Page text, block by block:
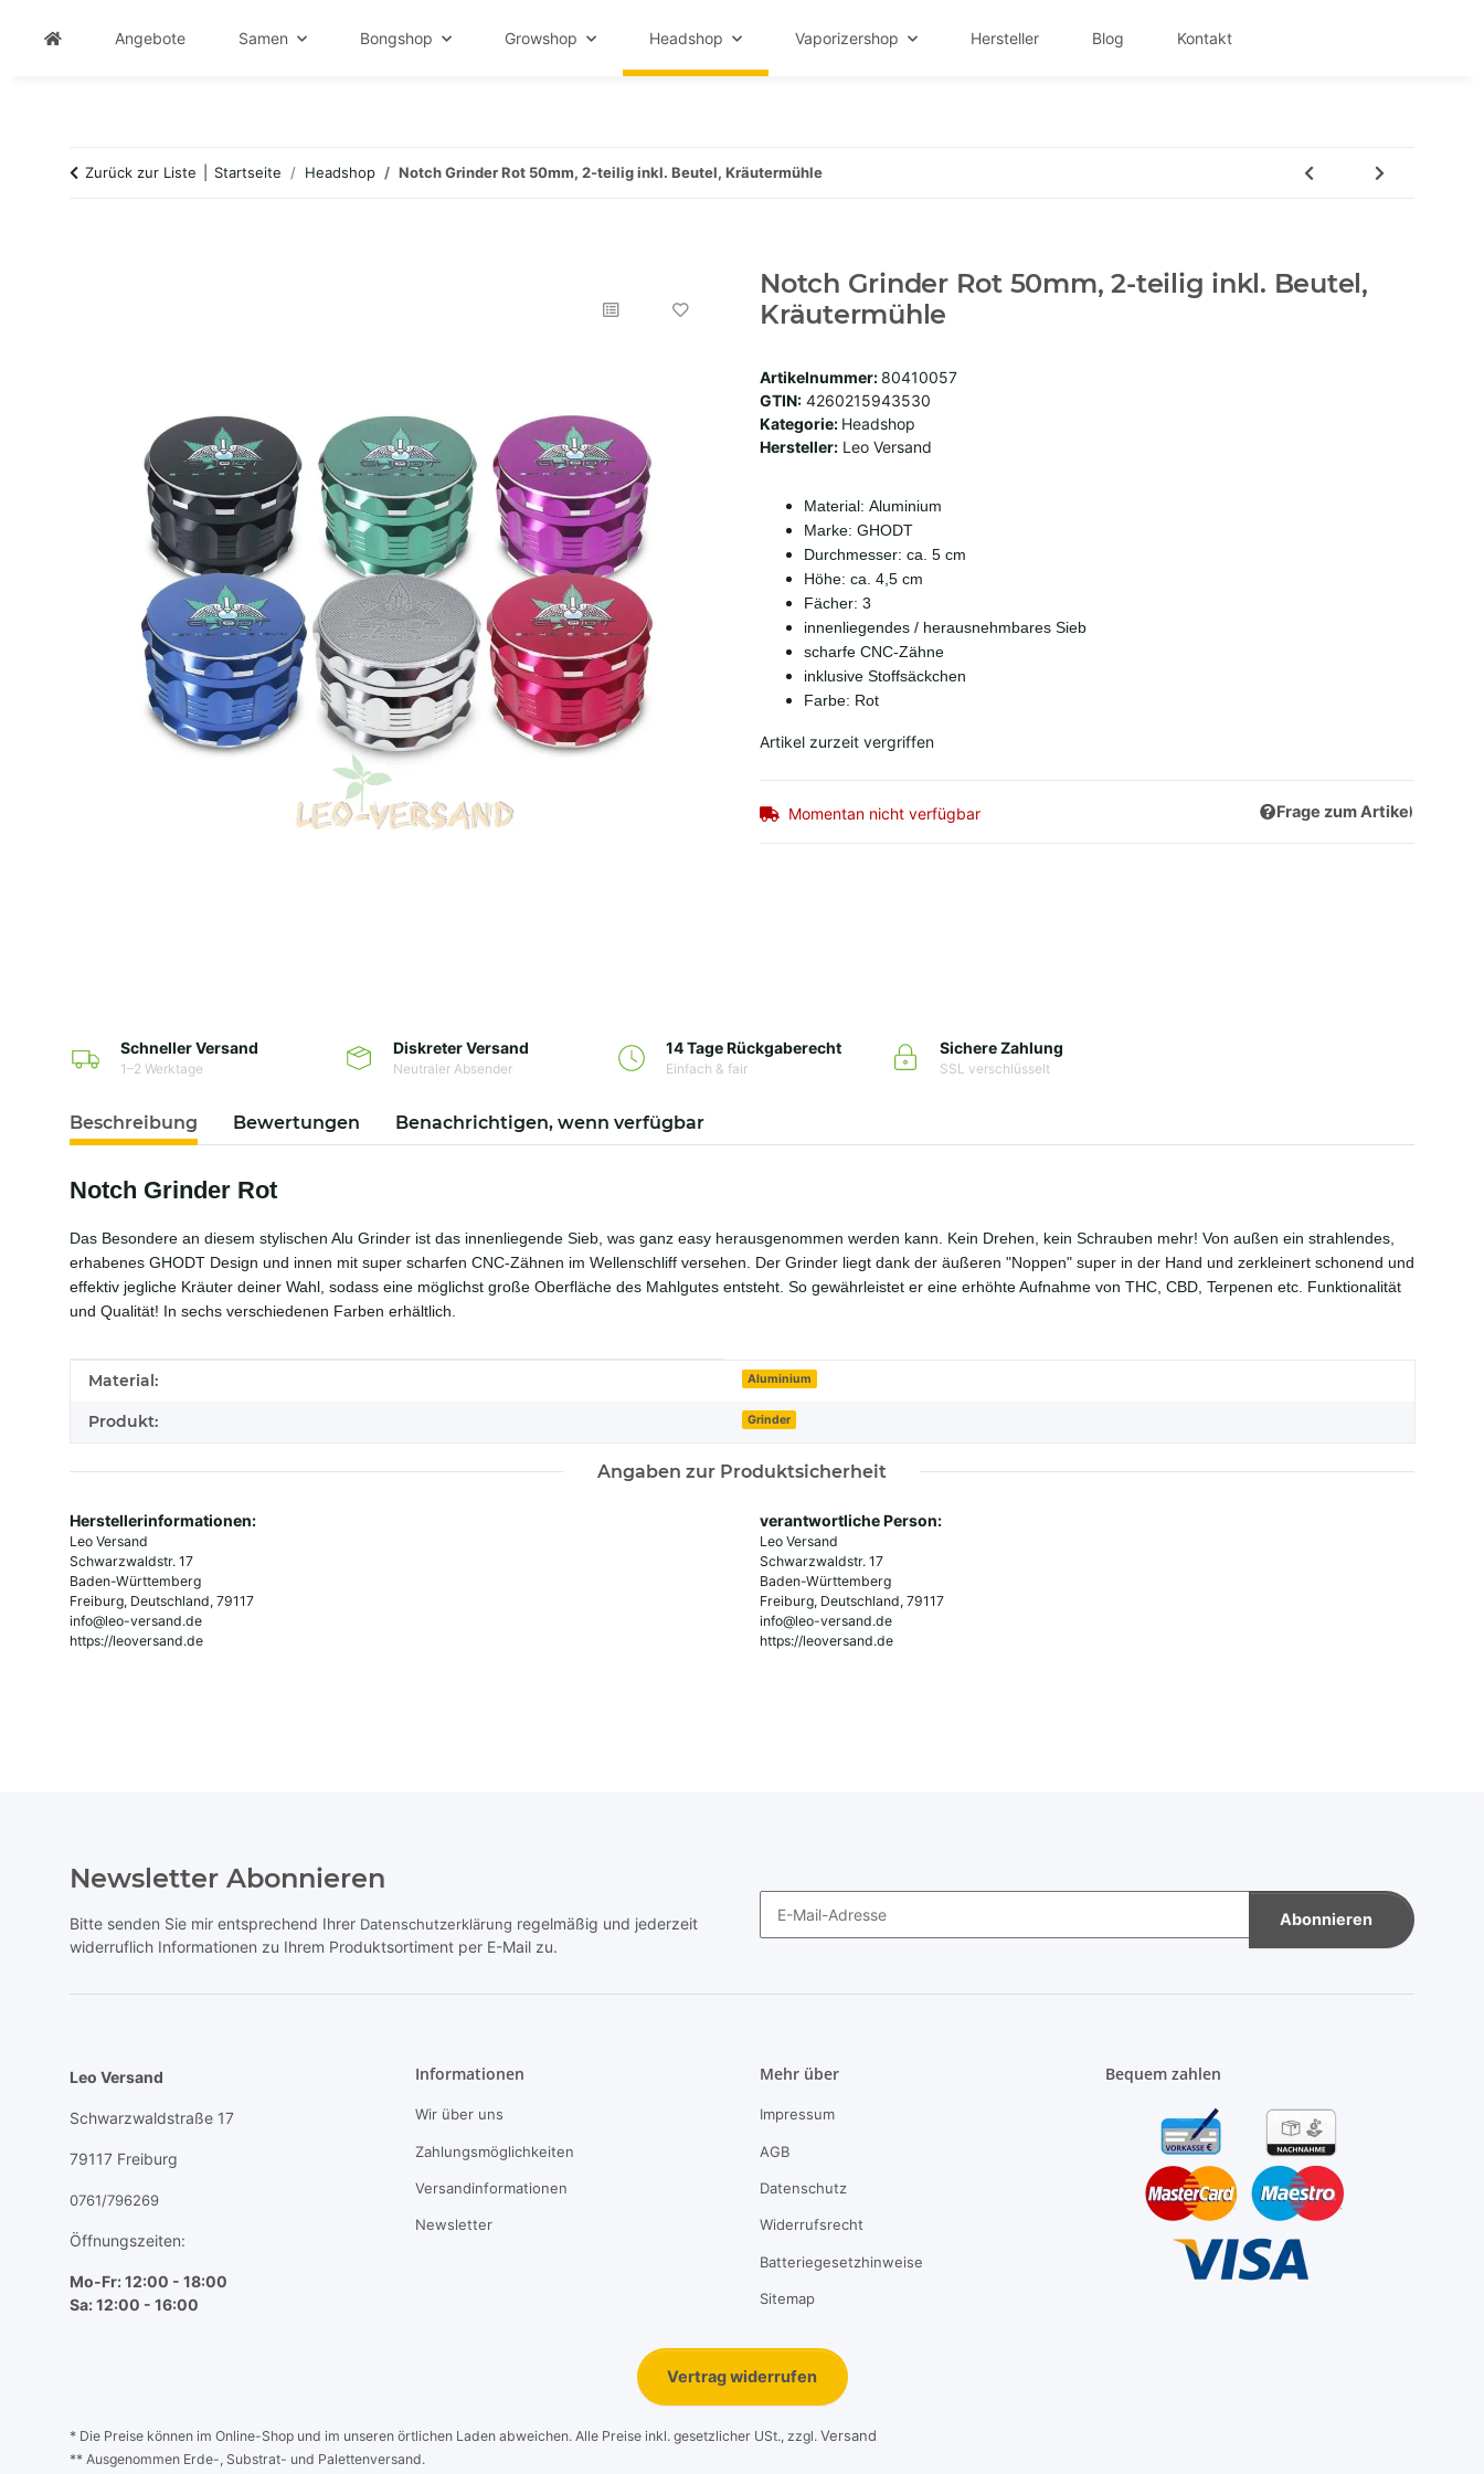
Angebote Samen Bongshop Growshop Headshop Vaporizershop Hersteller Blog Kontakt
Zurück zur Liste Startseite Headshop Notch Grinder Rot 50mm, 2-teilig inkl. Beutel, Kräutermühle
Notch Grinder Rot 50mm, 2-teilig inkl. Beutel,
Kräutermühle
Artikelnummer: 80410057
GTIN: 4260215943530
Kategorie: Headshop
Hersteller: Leo Versand
Material: Aluminium
Marke: GHODT
Durchmesser: ca. 5 cm
Höhe: ca. 4,5 cm
Fächer: 3
innenliegendes / herausnehmbares Sieb
scharfe CNC-Zähne
inklusive Stoffsäckchen
Farbe: Rot
Artikel zurzeit vergriffen
Momentan nicht verfügbar Frage zum Artikel
Schneller Versand
1–2 Werktage
Diskreter Versand
Neutraler Absender
14 Tage Rückgaberecht
Einfach & fair
Sichere Zahlung
SSL verschlüsselt
Beschreibung Bewertungen Benachrichtigen, wenn verfügbar
Notch Grinder Rot
Das Besondere an diesem stylischen Alu Grinder ist das innenliegende Sieb, was ganz easy herausgenommen werden kann. Kein Drehen, kein Schrauben mehr! Von außen ein strahlendes,
erhabenes GHODT Design und innen mit super scharfen CNC-Zähnen im Wellenschliff versehen. Der Grinder liegt dank der äußeren "Noppen" super in der Hand und zerkleinert schonend und
effektiv jegliche Kräuter deiner Wahl, sodass eine möglichst große Oberfläche des Mahlgutes entsteht. So gewährleistet er eine erhöhte Aufnahme von THC, CBD, Terpenen etc. Funktionalität
und Qualität! In sechs verschiedenen Farben erhältlich.
Produkteigenschaft
Wert
Material: Aluminium
Produkt: Grinder
Angaben zur Produktsicherheit
Herstellerinformationen:
Leo Versand
Schwarzwaldstr. 17
Baden-Württemberg
Freiburg, Deutschland, 79117
info@leo-versand.de
https://leoversand.de
verantwortliche Person:
Leo Versand
Schwarzwaldstr. 17
Baden-Württemberg
Freiburg, Deutschland, 79117
info@leo-versand.de
https://leoversand.de
Newsletter Abonnieren
Bitte senden Sie mir entsprechend Ihrer Datenschutzerklärung regelmäßig und jederzeit
widerruflich Informationen zu Ihrem Produktsortiment per E-Mail zu.
Abonnieren
Leo Versand
Schwarzwaldstraße 17
79117 Freiburg
0761/796269
Öffnungszeiten:
Mo-Fr: 12:00 - 18:00
Sa: 12:00 - 16:00
Informationen
Wir über uns
Zahlungsmöglichkeiten
Versandinformationen
Newsletter
Mehr über
Impressum
AGB
Datenschutz
Widerrufsrecht
Batteriegesetzhinweise
Sitemap
Bequem zahlen
Vertrag widerrufen
* Die Preise können im Online-Shop und im unseren örtlichen Laden abweichen. Alle Preise inkl. gesetzlicher USt., zzgl. Versand
** Ausgenommen Erde-, Substrat- und Palettenversand.